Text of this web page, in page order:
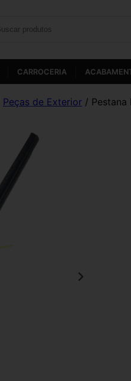
CARROCERIA
Peças de Exterior / Pestana